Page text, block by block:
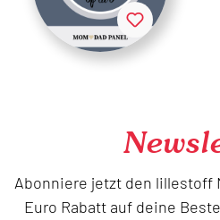
Abonniere jetzt den lillestoff
Euro Rabatt auf deine